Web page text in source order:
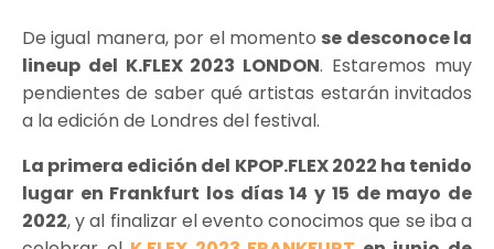
De igual manera, por el momento se desconoce la
lineup del K.FLEX 2023 LONDON. Estaremos muy
pendientes de saber qué artistas estarán invitados
a la edición de Londres del festival.
La primera edición del KPOP.FLEX 2022 ha tenido
lugar en Frankfurt los días 14 y 15 de mayo de
2022, y al finalizar el evento conocimos que se iba a